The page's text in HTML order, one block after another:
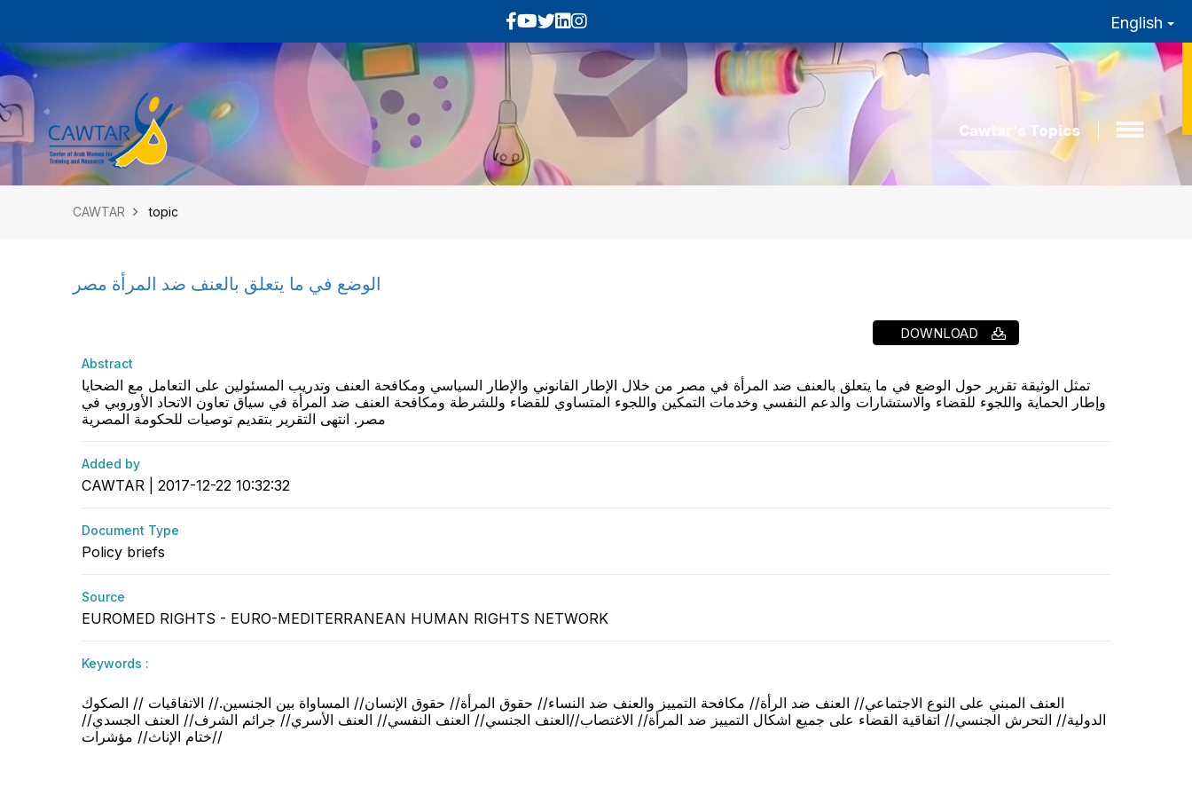
English
Cawtar’s Topics
CAWTAR topic
الوضع في ما يتعلق بالعنف ضد المرأة مصر
DOWNLOAD
Abstract
تمثل الوثيقة تقرير حول الوضع في ما يتعلق بالعنف ضد المرأة في مصر من خلال الإطار القانوني والإطار السياسي ومكافحة العنف وتدريب المسئولين على التعامل مع الضحايا
وإطار الحماية واللجوء للقضاء والاستشارات والدعم النفسي وخدمات التمكين واللجوء المتساوي للقضاء وللشرطة ومكافحة العنف ضد المرأة في سياق تعاون الاتحاد الأوروبي في
مصر. انتهى التقرير بتقديم توصيات للحكومة المصرية
Added by
CAWTAR | 2017-12-22 10:32:32
Document Type
Policy briefs
Source
EUROMED RIGHTS - EURO-MEDITERRANEAN HUMAN RIGHTS NETWORK
Keywords :
العنف المبني على النوع الاجتماعي// العنف ضد الرأة// مكافحة التمييز والعنف ضد النساء// حقوق المرأة// حقوق الإنسان// المساواة بين الجنسين.// الاتفاقيات // الصكوك
الدولية// التحرش الجنسي// اتفاقية القضاء على جميع اشكال التمييز ضد المرأة// الاغتصاب//العنف الجنسي// العنف النفسي// العنف الأسري// جرائم الشرف// العنف الجسدي//
ختام الإناث// مؤشرات//